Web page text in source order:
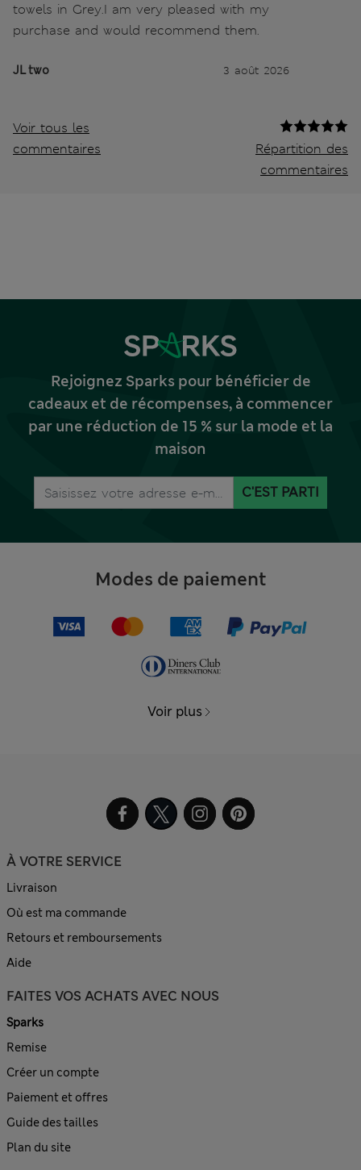
towels in Grey.I am very pleased with my
purchase and would recommend them.
JL two 3 août 2026
Voir tous les
commentaires
Répartition des
commentaires
Rejoignez Sparks pour bénéficier de
cadeaux et de récompenses, à commencer
par une réduction de 15 % sur la mode et la
maison
C'EST PARTI
Modes de paiement
Voir plus
À VOTRE SERVICE
Livraison
Où est ma commande
Retours et remboursements
Aide
FAITES VOS ACHATS AVEC NOUS
Sparks
Remise
Créer un compte
Paiement et offres
Guide des tailles
Plan du site